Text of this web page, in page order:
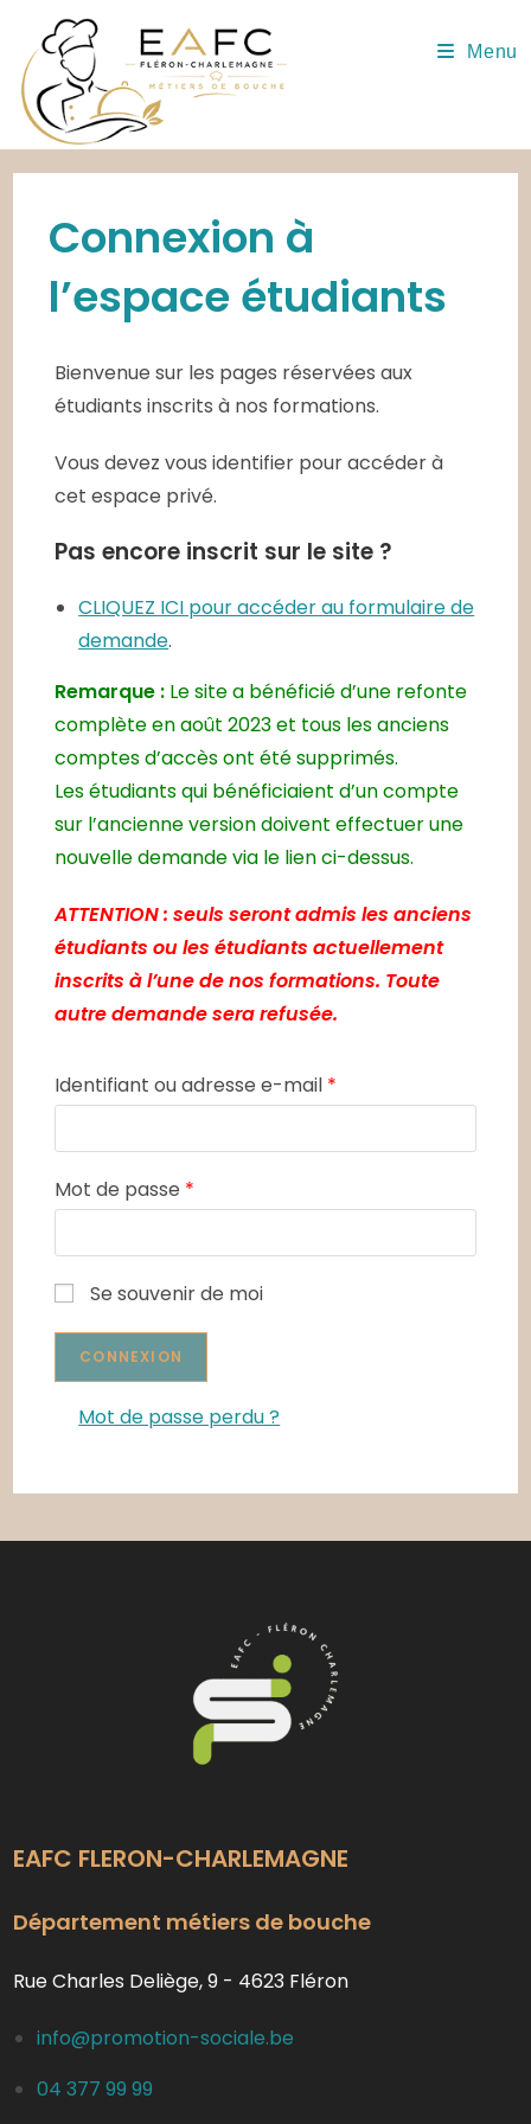
content
Menu
Connexion à
l’espace étudiants
Bienvenue sur les pages réservées aux
étudiants inscrits à nos formations.
Vous devez vous identifier pour accéder à
cet espace privé.
Pas encore inscrit sur le site ?
CLIQUEZ ICI pour accéder au formulaire de
demande.
Remarque : Le site a bénéficié d’une refonte
complète en août 2023 et tous les anciens
comptes d’accès ont été supprimés.
Les étudiants qui bénéficiaient d’un compte
sur l’ancienne version doivent effectuer une
nouvelle demande via le lien ci-dessus.
ATTENTION : seuls seront admis les anciens
étudiants ou les étudiants actuellement
inscrits à l’une de nos formations. Toute
autre demande sera refusée.
Identifiant ou adresse e-mail *
Mot de passe *
Se souvenir de moi
Mot de passe perdu ?
EAFC FLERON-CHARLEMAGNE
Département métiers de bouche
Rue Charles Deliège, 9 - 4623 Fléron
info@promotion-sociale.be
04 377 99 99